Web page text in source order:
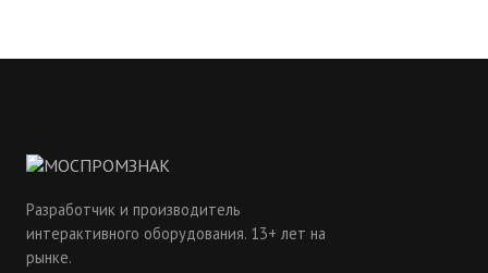
Разработчик и производитель
интерактивного оборудования. 13+ лет на
рынке.